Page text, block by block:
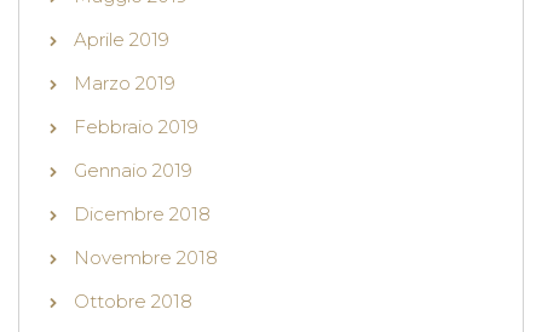
Aprile 2019
Marzo 2019
Febbraio 2019
Gennaio 2019
Dicembre 2018
Novembre 2018
Ottobre 2018